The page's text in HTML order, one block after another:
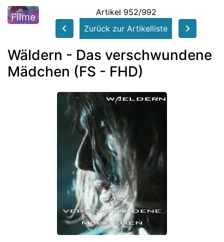
Filme
Artikel 952/992
Zurück zur Artikelliste
Wäldern - Das verschwundene
Mädchen (FS - FHD)